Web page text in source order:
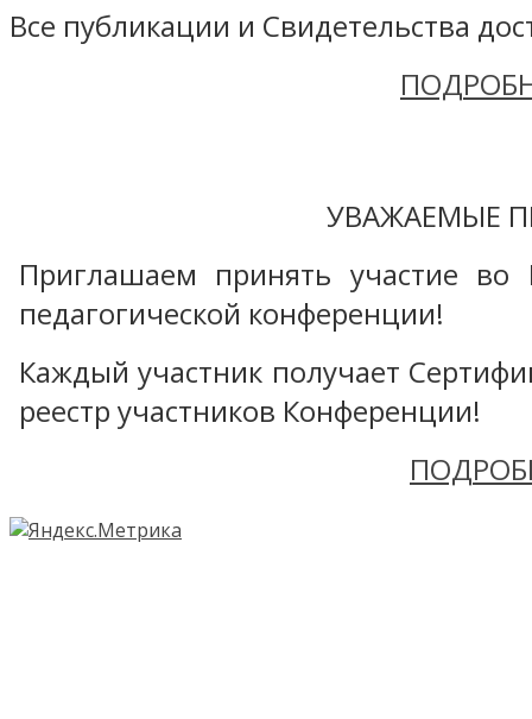
Все публикации и Свидетельства
УВАЖАЕМЫЕ
Приглашаем принять участие во
педагогической конференции!
Каждый участник получает
реестр участников Конференции!